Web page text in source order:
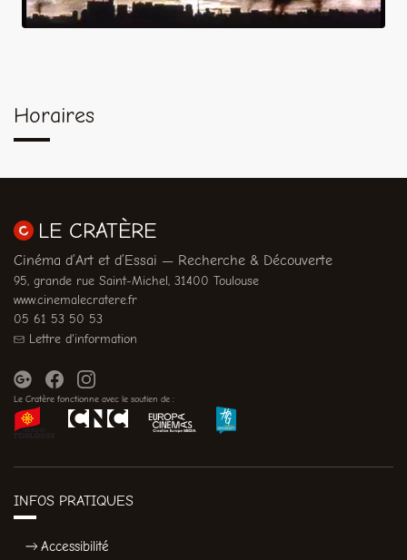
Horaires
LE CRATÈRE
Cinéma d’Art et d’Essai — Recherche & Découverte
95, grande rue Saint-Michel, 31400 Toulouse
www.cinemalecratere.fr
05 61 53 50 53
Lettre d'information
Le Cratère fonctionne avec le soutien de :
INFOS PRATIQUES
Accessibilité